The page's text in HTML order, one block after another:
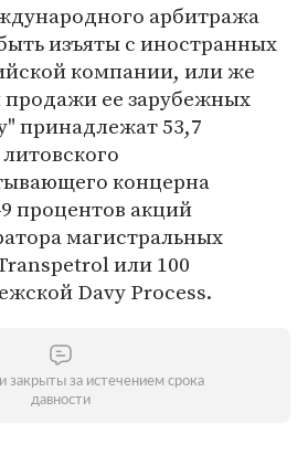
арбитража
изъяты с иностранных
компании, или же
ее зарубежных
принадлежат 53,7
концерна
процентов акций
магистральных
или 100
Davy Process.
закрыты за истечением срока
давности